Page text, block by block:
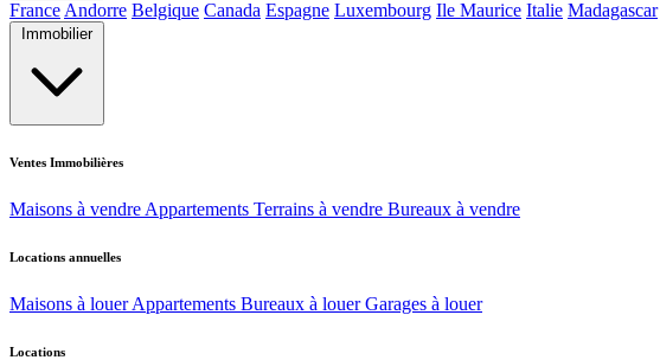
France Andorre Belgique Canada Espagne Luxembourg Ile Maurice Italie Madagascar
Immobilier
Ventes Immobilières
Maisons à vendre Appartements Terrains à vendre Bureaux à vendre
Locations annuelles
Maisons à louer Appartements Bureaux à louer Garages à louer
Locations